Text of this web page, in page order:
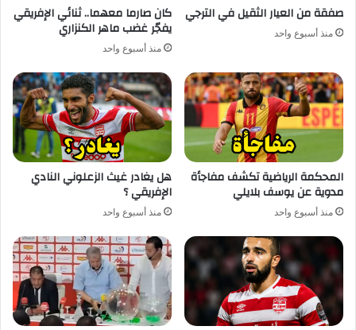
صفقة من العيار الثقيل في الترجي
منذ أسبوع واحد
كان صارما معهما.. ثنائي الإفريقي
يفجّر غضب ماهر الكنزاري
منذ أسبوع واحد
المحكمة الرياضية تكشف مفاجأة
مدوية عن يوسف بلايلي
منذ أسبوع واحد
هل يغادر غيث الزعلوني النادي
الإفريقي ؟
منذ أسبوع واحد